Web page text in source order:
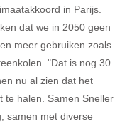
in Parijs.
dat we in 2050 geen
meer gebruiken zoals
"Dat is nog 30
nu al zien dat het
te halen. Samen Sneller
samen met diverse